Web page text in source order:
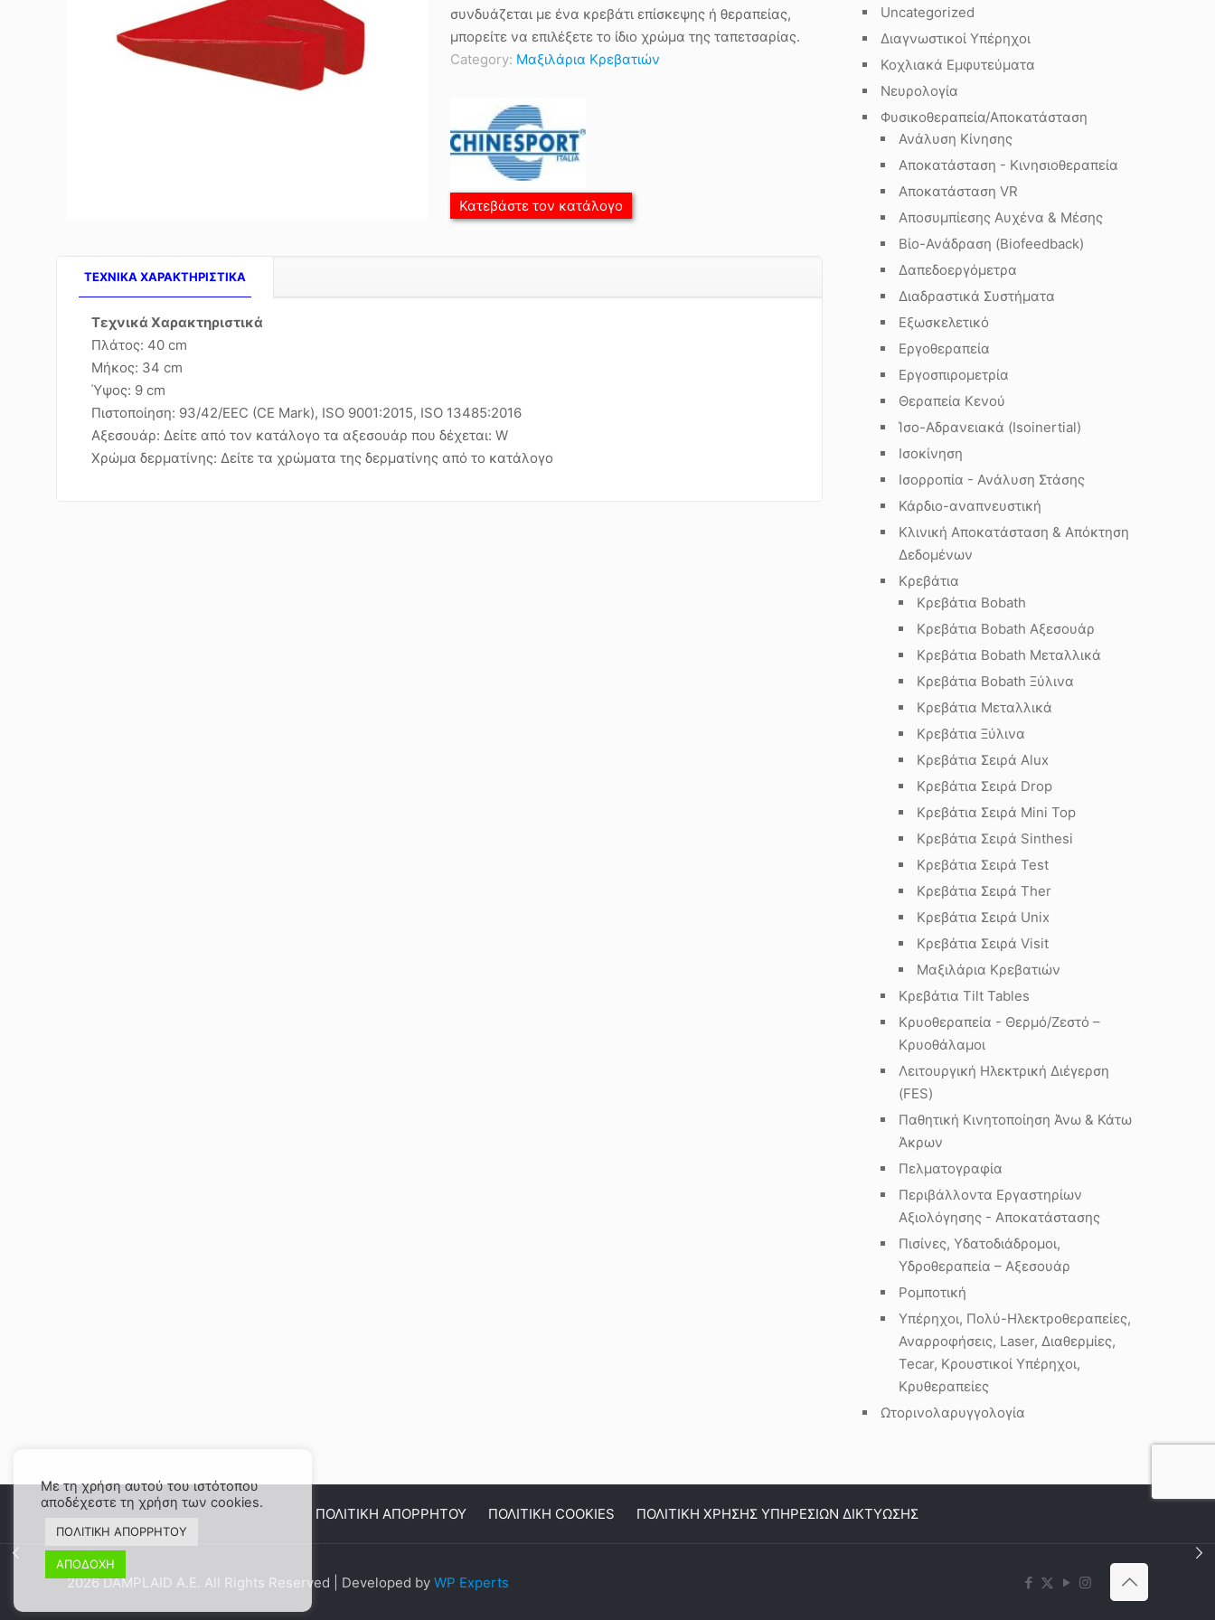
συνδυάζεται με ένα κρεβάτι επίσκεψης ή θεραπείας,
μπορείτε να επιλέξετε το ίδιο χρώμα της ταπετσαρίας.
Category: Μαξιλάρια Κρεβατιών
Κατεβάστε τον κατάλογο
TEXNIKA ΧΑΡΑΚΤΗΡΙΣΤΙΚΑ
Τεχνικά Χαρακτηριστικά
Πλάτος: 40 cm
Μήκος: 34 cm
Ύψος: 9 cm
Πιστοποίηση: 93/42/EEC (CE Mark), ISO 9001:2015, ISO 13485:2016
Αξεσουάρ: Δείτε από τον κατάλογο τα αξεσουάρ που δέχεται: W
Χρώμα δερματίνης: Δείτε τα χρώματα της δερματίνης από το κατάλογο
Uncategorized
Διαγνωστικοί Υπέρηχοι
Κοχλιακά Εμφυτεύματα
Νευρολογία
Φυσικοθεραπεία/Αποκατάσταση
Ανάλυση Κίνησης
Αποκατάσταση - Κινησιοθεραπεία
Αποκατάσταση VR
Αποσυμπίεσης Αυχένα & Μέσης
Βίο-Ανάδραση (Biofeedback)
Δαπεδοεργόμετρα
Διαδραστικά Συστήματα
Εξωσκελετικό
Εργοθεραπεία
Εργοσπιρομετρία
Θεραπεία Κενού
Ίσο-Αδρανειακά (Isoinertial)
Ισοκίνηση
Ισορροπία - Ανάλυση Στάσης
Κάρδιο-αναπνευστική
Κλινική Αποκατάσταση & Απόκτηση
Δεδομένων
Κρεβάτια
Κρεβάτια Bobath
Κρεβάτια Bobath Αξεσουάρ
Κρεβάτια Bobath Μεταλλικά
Κρεβάτια Bobath Ξύλινα
Κρεβάτια Μεταλλικά
Κρεβάτια Ξύλινα
Κρεβάτια Σειρά Alux
Κρεβάτια Σειρά Drop
Κρεβάτια Σειρά Mini Top
Κρεβάτια Σειρά Sinthesi
Κρεβάτια Σειρά Test
Κρεβάτια Σειρά Ther
Κρεβάτια Σειρά Unix
Κρεβάτια Σειρά Visit
Μαξιλάρια Κρεβατιών
Κρεβάτια Tilt Tables
Κρυοθεραπεία - Θερμό/Ζεστό –
Κρυοθάλαμοι
Λειτουργική Ηλεκτρική Διέγερση
(FES)
Παθητική Κινητοποίηση Άνω & Κάτω
Άκρων
Πελματογραφία
Περιβάλλοντα Εργαστηρίων
Αξιολόγησης - Αποκατάστασης
Πισίνες, Υδατοδιάδρομοι,
Υδροθεραπεία – Αξεσουάρ
Ρομποτική
Υπέρηχοι, Πολύ-Ηλεκτροθεραπείες,
Αναρροφήσεις, Laser, Διαθερμίες,
Tecar, Κρουστικοί Υπέρηχοι,
Κρυθεραπείες
Ωτορινολαρυγγολογία
ΠΟΛΙΤΙΚΗ ΑΠΟΡΡΗΤΟΥ ΠΟΛΙΤΙΚΗ COOKIES ΠΟΛΙΤΙΚΗ ΧΡΗΣΗΣ ΥΠΗΡΕΣΙΩΝ ΔΙΚΤΥΩΣΗΣ
2026 DAMPLAID Α.Ε. All Rights Reserved | Developed by WP Experts
Με τη χρήση αυτού του ιστότοπου
αποδέχεστε τη χρήση των cookies.
ΠΟΛΙΤΙΚΗ ΑΠΟΡΡΗΤΟΥ
ΑΠΟΔΟΧΗ